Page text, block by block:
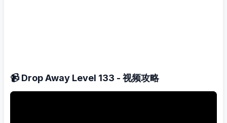
📹 Drop Away Level 133 - 视频攻略